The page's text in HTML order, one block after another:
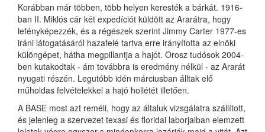
Korábban már többen, több helyen keresték a bárkát. 1916-
ban II. Miklós cár két expedíciót küldött az Ararátra, hogy
lefényképezzék, és a régészek szerint Jimmy Carter 1977-es
iráni látogatásáról hazafelé tartva erre irányította az elnöki
különgépet, hátha megpillantja a hajót. Orosz tudósok 2004-
ben kutakodtak - ám továbbra is eredmény nélkül - az Ararát
nyugati részén. Legutóbb idén márciusban álltak elő
műholdas felvételekkel a hajó hollétét illetően.
A BASE most azt reméli, hogy az általuk vizsgálatra szállított,
és jelenleg a szervezet texasi és floridai laborjaiban elemzett